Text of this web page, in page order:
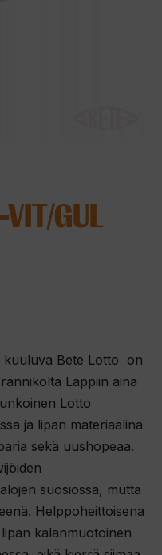
GUL
kuuluva Bete Lotto on
Lappiin aina
Lotto
ja lipan materiaalina
sekä uushopeaa.
suosiossa, mutta
Helppoheittoisena
kalanmuotoinen